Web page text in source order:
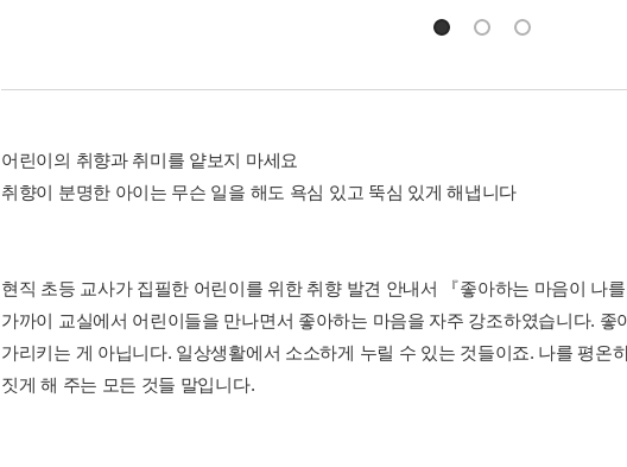
어린이의 취향과 취미를 얕보지 마세요
취향이 분명한 아이는 무슨 일을 해도 욕심 있고 뚝심 있게 해냅니다
현직 초등 교사가 집필한 어린이를 위한 취향 발견 안내서 『좋아하는 마음이 나
가까이 교실에서 어린이들을 만나면서 좋아하는 마음을 자주 강조하였습니다. 좋
가리키는 게 아닙니다. 일상생활에서 소소하게 누릴 수 있는 것들이죠. 나를 평온
짓게 해 주는 모든 것들 말입니다.